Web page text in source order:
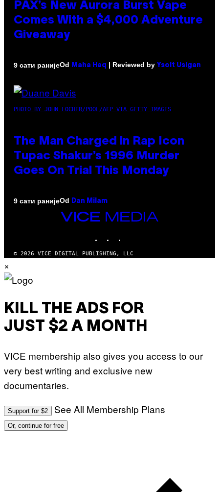
PAX’s New Aurora Burst Vape
Comes With a $4,000 Adventure
Giveaway
9 сати ранијеOd Maha Haq | Reviewed by Ysolt Usigan
PHOTO BY JOHN LOCHER/POOL/AFP VIA GETTY IMAGES
The Man Charged in Rap Icon
Tupac Shakur’s 1996 Murder
Goes On Trial This Monday
9 сати ранијеOd Dan Milam
VICE
© 2026 VICE DIGITAL PUBLISHING, LLC
×
KILL THE ADS FOR
JUST $2 A MONTH
VICE membership also gives you access to our
very best writing and exclusive new
documentaries.
Support for $2 See All Membership Plans
Or, continue for free